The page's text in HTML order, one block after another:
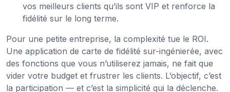
vos meilleurs clients qu’ils sont VIP et renforce la
fidélité sur le long terme.
Pour une petite entreprise, la complexité tue le ROI.
Une application de carte de fidélité sur-ingénierée, avec
des fonctions que vous n’utiliserez jamais, ne fait que
vider votre budget et frustrer les clients. L’objectif, c’est
la participation — et c’est la simplicité qui la déclenche.